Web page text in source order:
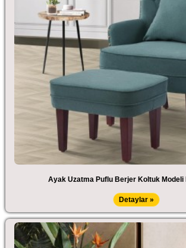
Ayak Uzatma Puflu Berjer Koltuk
Detaylar »